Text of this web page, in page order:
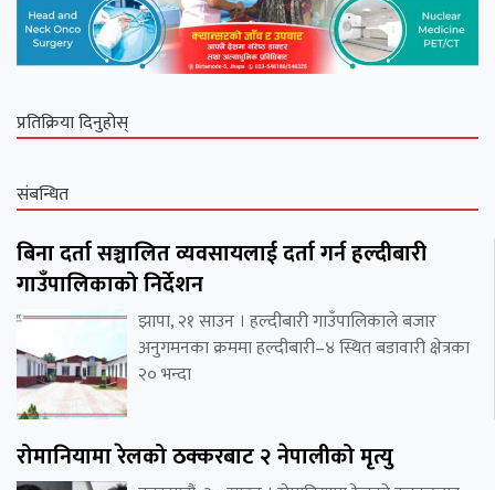
प्रतिक्रिया दिनुहोस्
संबन्धित
बिना दर्ता सञ्चालित व्यवसायलाई दर्ता गर्न हल्दीबारी
गाउँपालिकाको निर्देशन
झापा, २१ साउन । हल्दीबारी गाउँपालिकाले बजार
अनुगमनका क्रममा हल्दीबारी–४ स्थित बडावारी क्षेत्रका
२० भन्दा
रोमानियामा रेलको ठक्करबाट २ नेपालीको मृत्यु